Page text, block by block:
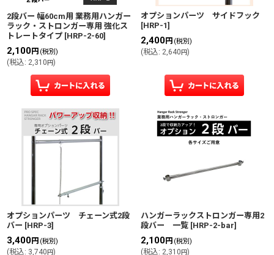
2段バー 幅60cm用 業務用ハンガー
ラック・ストロンガー専用 強化ス
トレートタイプ [HRP-2-60]
2,100円 (税別)
(税込: 2,310円)
オプションパーツ サイドフック
[HRP-1]
2,400円 (税別)
(税込: 2,640円)
オプションパーツ チェーン式2段
バー [HRP-3]
3,400円 (税別)
(税込: 3,740円)
ハンガーラックストロンガー専用2
段バー 一覧 [HRP-2-bar]
2,100円 (税別)
(税込: 2,310円)